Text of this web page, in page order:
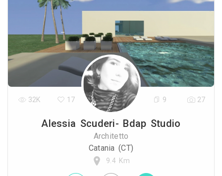
Alessia Scuderi- Bdap Studio
Architetto
Catania (CT)
9.4 Km
32K 17 9 27